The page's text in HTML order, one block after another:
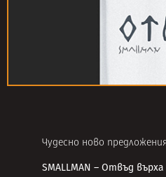
Чудесно ново
SMALLMAN – Отвъд върха